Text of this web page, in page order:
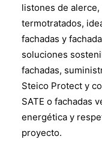
listones de
termotratados,
fachadas y
soluciones
fachadas,
Steico Protect y
SATE o fachadas
energética y
proyecto.